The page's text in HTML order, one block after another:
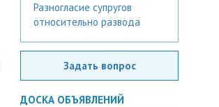
Разногласие супругов
относительно развода
Задать вопрос
ДОСКА ОБЪЯВЛЕНИЙ